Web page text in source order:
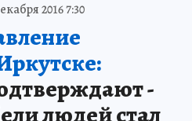
2016 7:30
-
людей стал